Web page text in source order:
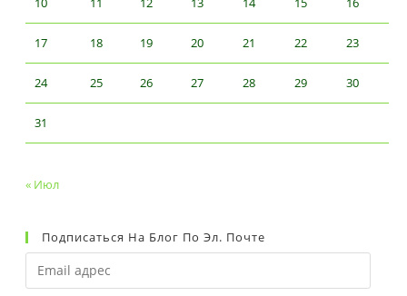
17 18 19 20 21 22 23
24 25 26 27 28 29 30
31
« Июл
Подписаться На Блог По Эл. Почте
Email
адрес